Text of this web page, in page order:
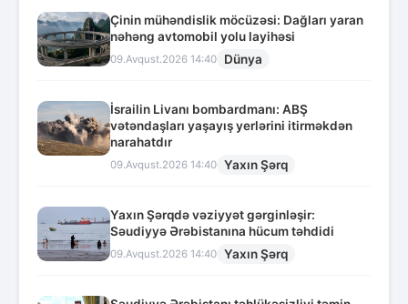
Çinin mühəndislik möcüzəsi: Dağları yaran
nəhəng avtomobil yolu layihəsi
09.Avqust.2026 14:40 Dünya
İsrailin Livanı bombardmanı: ABŞ
vətəndaşları yaşayış yerlərini itirməkdən
narahatdır
09.Avqust.2026 14:40 Yaxın Şərq
Yaxın Şərqdə vəziyyət gərginləşir:
Səudiyyə Ərəbistanına hücum təhdidi
09.Avqust.2026 14:40 Yaxın Şərq